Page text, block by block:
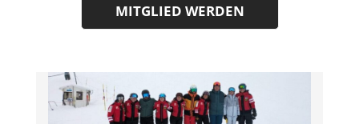
MITGLIED WERDEN